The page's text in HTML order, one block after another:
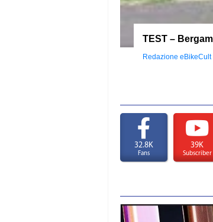
TEST –
Redazione eBikeCult
32.8K
Fans
39K
Subscriber